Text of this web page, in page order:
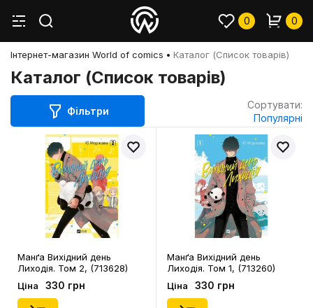
0 0
Інтернет-магазин World of comics Каталог (Список товарів)
Каталог (Список товарів)
Фільтри
Сортувати:
Популярні
Манґа Вихідний день
Лиходія. Том 2, (713628)
Ціна 330 грн
Манґа Вихідний день
Лиходія. Том 1, (713260)
Ціна 330 грн